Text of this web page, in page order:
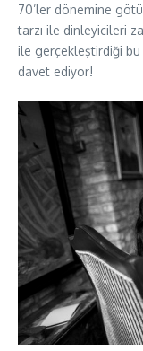
70’ler dönemine
tarzı ile dinleyicileri
ile gerçekleştirdiği
davet ediyor!